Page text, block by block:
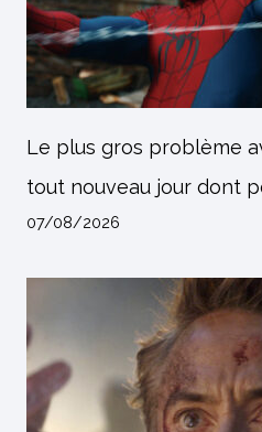
Le plus gros problème
tout nouveau jour dont
07/08/2026